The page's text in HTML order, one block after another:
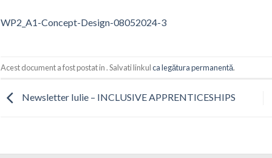
WP2_A1-Concept-Design-08052024-3
Acest document a fost postat in . Salvati linkulca legătura permanentă.
Newsletter Iulie – INCLUSIVE APPRENTICESHIPS